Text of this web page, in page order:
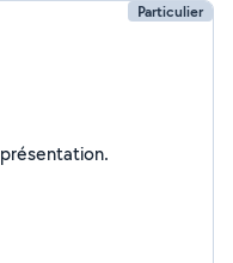
Particulier
Je n'ai pas encore renseigné ma présentation.